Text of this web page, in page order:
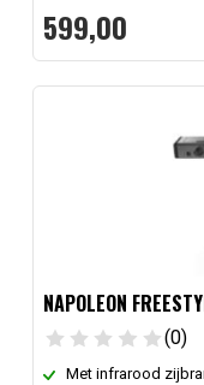
599,00
NAPOLEON
(0)
Met infrarood